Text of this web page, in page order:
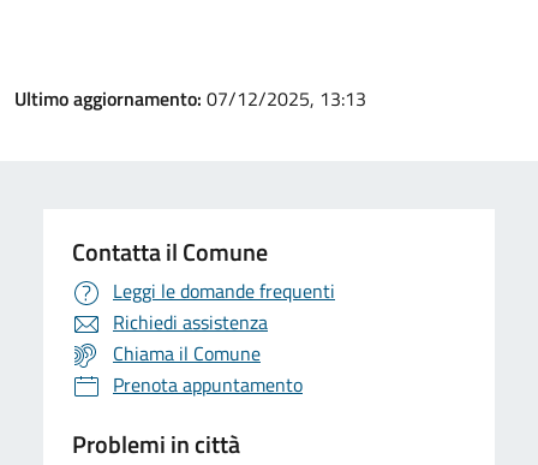
Ultimo aggiornamento: 07/12/2025, 13:13
Contatta il Comune
Leggi le domande frequenti
Richiedi assistenza
Chiama il Comune
Prenota appuntamento
Problemi in città